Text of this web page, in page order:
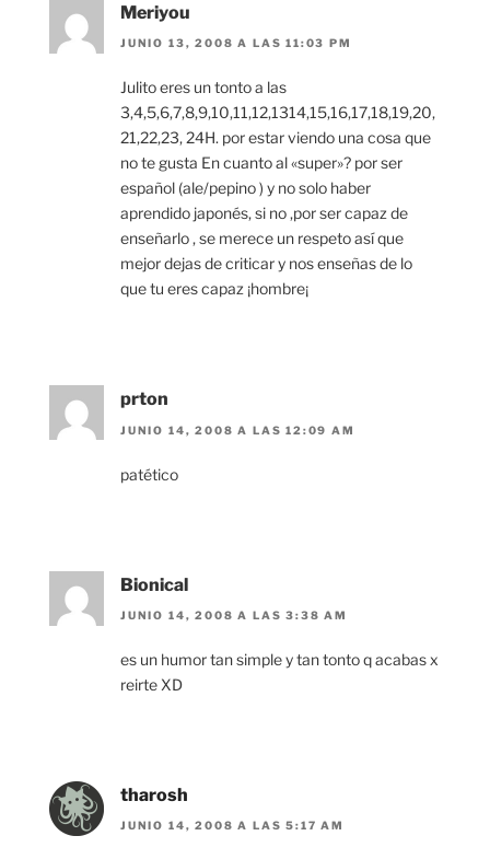
Meriyou
JUNIO 13, 2008 A LAS 11:03 PM
Julito eres un tonto a las
3,4,5,6,7,8,9,10,11,12,1314,15,16,17,18,19,20,
21,22,23, 24H. por estar viendo una cosa que
no te gusta En cuanto al «super»? por ser
español (ale/pepino ) y no solo haber
aprendido japonés, si no ,por ser capaz de
enseñarlo , se merece un respeto así que
mejor dejas de criticar y nos enseñas de lo
que tu eres capaz ¡hombre¡
prton
JUNIO 14, 2008 A LAS 12:09 AM
patético
Bionical
JUNIO 14, 2008 A LAS 3:38 AM
es un humor tan simple y tan tonto q acabas x
reirte XD
tharosh
JUNIO 14, 2008 A LAS 5:17 AM